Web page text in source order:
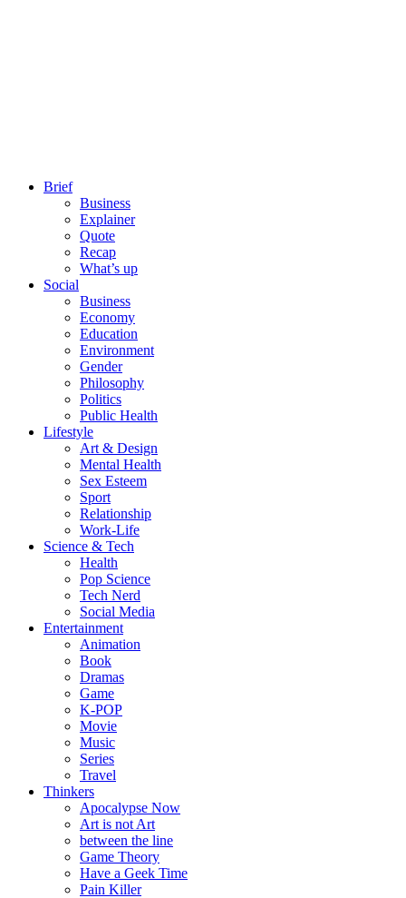
Brief
Business
Explainer
Quote
Recap
What’s up
Social
Business
Economy
Education
Environment
Gender
Philosophy
Politics
Public Health
Lifestyle
Art & Design
Mental Health
Sex Esteem
Sport
Relationship
Work-Life
Science & Tech
Health
Pop Science
Tech Nerd
Social Media
Entertainment
Animation
Book
Dramas
Game
K-POP
Movie
Music
Series
Travel
Thinkers
Apocalypse Now
Art is not Art
between the line
Game Theory
Have a Geek Time
Pain Killer